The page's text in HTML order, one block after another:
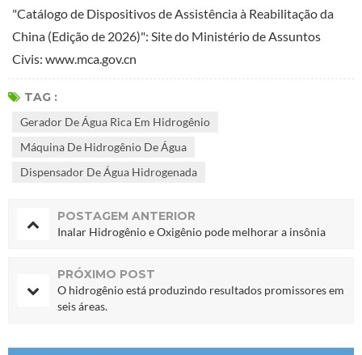
"Catálogo de Dispositivos de Assistência à Reabilitação da
China (Edição de 2026)": Site do Ministério de Assuntos
Civis: www.mca.gov.cn
TAG :
Gerador De Água Rica Em Hidrogênio
Máquina De Hidrogênio De Água
Dispensador De Água Hidrogenada
POSTAGEM ANTERIOR
Inalar Hidrogênio e Oxigênio pode melhorar a insônia
PRÓXIMO POST
O hidrogênio está produzindo resultados promissores em
seis áreas.